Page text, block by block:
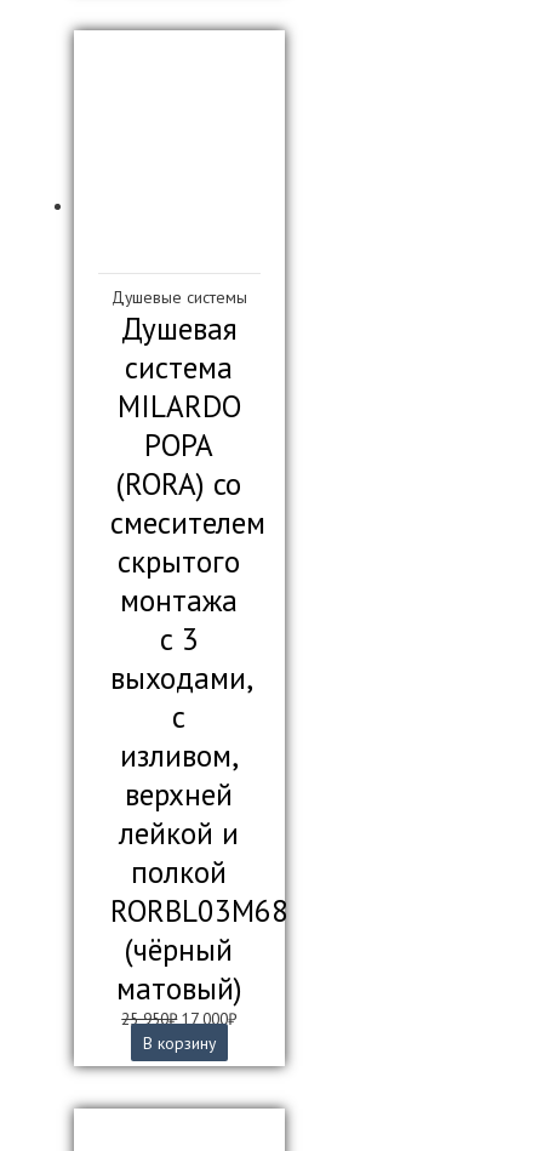
950₽.
Душевые системы
Душевая
система
MILARDO
РОРА
(RORA) со
смесителем
скрытого
монтажа
с 3
выходами,
с
изливом,
верхней
лейкой и
полкой
RORBL03M68
(чёрный
матовый)
25 950₽ Первоначальная
цена
составляла
950₽.
17 000₽Текущая
17
В корзину